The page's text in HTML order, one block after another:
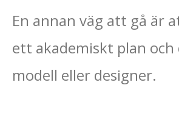
En annan väg att gå är
ett akademiskt plan
modell eller designer.